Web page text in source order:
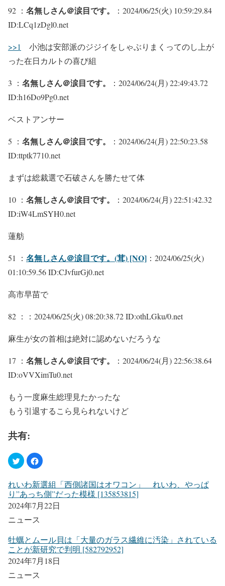
92 ： 名無しさん＠涙目です。
：2024/06/25(火) 10:59:29.84
ID:LCq1zDgl0.net
>>1
小池は安部派のジジイをしゃぶりまくってのし上が
った在日カルトの喜び組
3 ： 名無しさん＠涙目です。
：2024/06/24(月) 22:49:43.72
ID:h16Do9Pg0.net
ベストアンサー
5 ： 名無しさん＠涙目です。
：2024/06/24(月) 22:50:23.58
ID:ttptk7710.net
まずは総裁選で石破さんを勝たせて体
10 ： 名無しさん＠涙目です。
：2024/06/24(月) 22:51:42.32
ID:iW4LmSYH0.net
蓮舫
51 ： 名無しさん＠涙目です。(茸) [NO] ：2024/06/25(火)
01:10:59.56 ID:CJvfurGj0.net
高市早苗で
82 ： ：2024/06/25(火) 08:20:38.72 ID:othLGku/0.net
麻生が女の首相は絶対に認めないだろうな
17 ： 名無しさん＠涙目です。
：2024/06/24(月) 22:56:38.64
ID:oVVXimTu0.net
もう一度麻生総理見たかったな
もう引退するこら見られないけど
共有:
れいわ新選組「西側諸国はオワコン」 れいわ、やっぱ
り”あっち側”だった模様 [135853815]
2024年7月22日
ニュース
牡蠣とムール貝は「大量のガラス繊維に汚染」されている
ことが新研究で判明 [582792952]
2024年7月18日
ニュース